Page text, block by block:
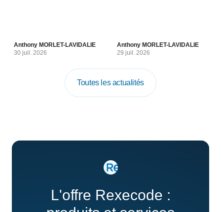
Anthony MORLET-LAVIDALIE
30 juil. 2026
Anthony MORLET-LAVIDALIE
29 juil. 2026
Toutes les actualités
L'offre Rexecode :